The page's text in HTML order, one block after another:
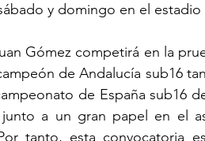
y domingo en el estadio
Gómez competirá en la
de Andalucía sub16
de España sub16
a un gran papel en el
tanto, esta convocatoria